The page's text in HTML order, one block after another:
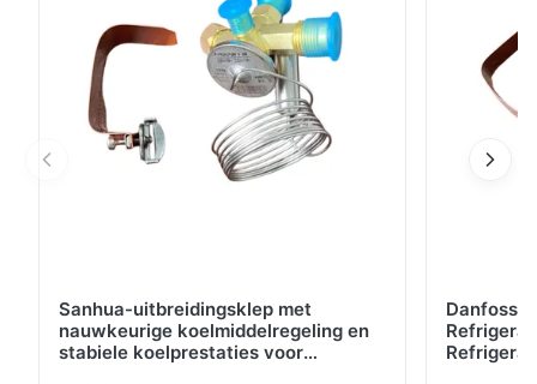
Sanhua-uitbreidingsklep met
nauwkeurige koelmiddelregeling en
stabiele koelprestaties voor
Danfoss